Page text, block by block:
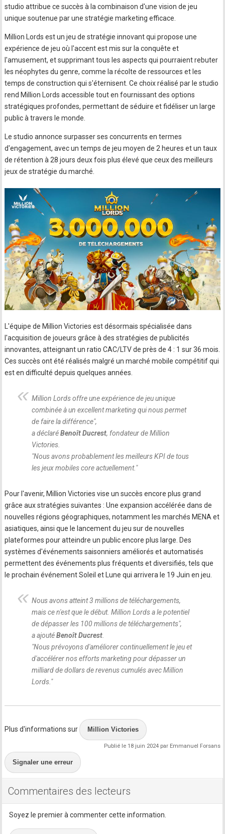
studio attribue ce succès à la combinaison d'une vision de jeu
unique soutenue par une stratégie marketing efficace.
Million Lords est un jeu de stratégie innovant qui propose une
expérience de jeu où l'accent est mis sur la conquête et
l'amusement, et supprimant tous les aspects qui pourraient rebuter
les néophytes du genre, comme la récolte de ressources et les
temps de construction qui s'éternisent. Ce choix réalisé par le studio
rend Million Lords accessible tout en fournissant des options
stratégiques profondes, permettant de séduire et fidéliser un large
public à travers le monde.
Le studio annonce surpasser ses concurrents en termes
d'engagement, avec un temps de jeu moyen de 2 heures et un taux
de rétention à 28 jours deux fois plus élevé que ceux des meilleurs
jeux de stratégie du marché.
L'équipe de Million Victories est désormais spécialisée dans
l'acquisition de joueurs grâce à des stratégies de publicités
innovantes, atteignant un ratio CAC/LTV de près de 4 : 1 sur 36 mois.
Ces succès ont été réalisés malgré un marché mobile compétitif qui
est en difficulté depuis quelques années.
Million Lords offre une expérience de jeu unique
combinée à un excellent marketing qui nous permet
de faire la différence",
a déclaréBenoît Ducrest, fondateur de Million
Victories.
"Nous avons probablement les meilleurs KPI de tous
les jeux mobiles core actuellement."
Pour l'avenir, Million Victories vise un succès encore plus grand
grâce aux stratégies suivantes : Une expansion accélérée dans de
nouvelles régions géographiques, notamment les marchés MENA et
asiatiques, ainsi que le lancement du jeu sur de nouvelles
plateformes pour atteindre un public encore plus large. Des
systèmes d'événements saisonniers améliorés et automatisés
permettent des événements plus fréquents et diversifiés, tels que
le prochain événement Soleil et Lune qui arrivera le 19 Juin en jeu.
Nous avons atteint 3 millions de téléchargements,
mais ce n'est que le début. Million Lords a le potentiel
de dépasser les 100 millions de téléchargements",
a ajoutéBenoît Ducrest
"Nous prévoyons d'améliorer continuellement le jeu et
d'accélérer nos efforts marketing pour dépasser un
milliard de dollars de revenus cumulés avec Million
Lords. "
Plus d'informations sur Million Victories
Publié le 18 juin 2024 par Emmanuel Forsans
Signaler une erreur
Commentaires des lecteurs
Soyez le premier à commenter cette information.